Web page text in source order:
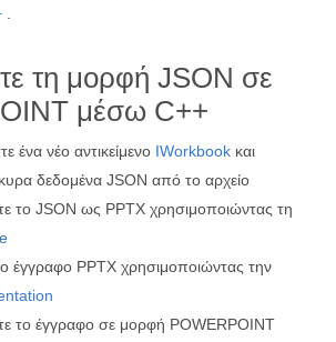
τη μορφή JSON σε
μέσω C++
ένα νέο αντικείμενο IWorkbook και
δεδομένα JSON από το αρχείο
το JSON ως PPTX χρησιμοποιώντας τη
έγγραφο PPTX χρησιμοποιώντας την
το έγγραφο σε μορφή POWERPOINT